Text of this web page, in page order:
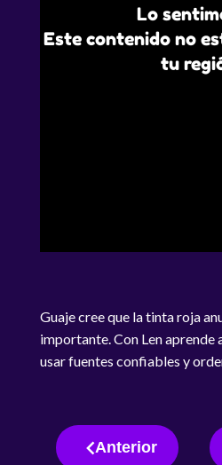
Lo
Este contenido no
tu
Guaje cree que la tinta roja
importante. Con Len aprende
usar fuentes confiables y
Anterior